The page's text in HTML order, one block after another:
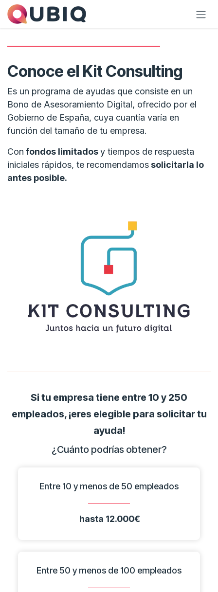
Skip to Content
Conoce el Kit Consulting
Es un programa de ayudas que consiste en un
Bono de Asesoramiento Digital, ofrecido por el
Gobierno de España, cuya cuantía varía en
función del tamaño de tu empresa.
Con fondos limitadosy tiempos de respuesta
iniciales rápidos, te recomendamos solicitarla lo
antes posible.
Si tu empresa tiene entre 10 y 250
empleados, ¡eres elegible para solicitar tu
ayuda!
¿Cuánto podrías obtener?
Entre 10 y menos de 50 empleados
hasta 12.000€
Entre 50 y menos de 100 empleados